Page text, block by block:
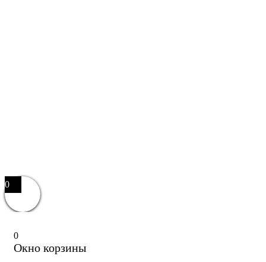
0
0
Окно корзины